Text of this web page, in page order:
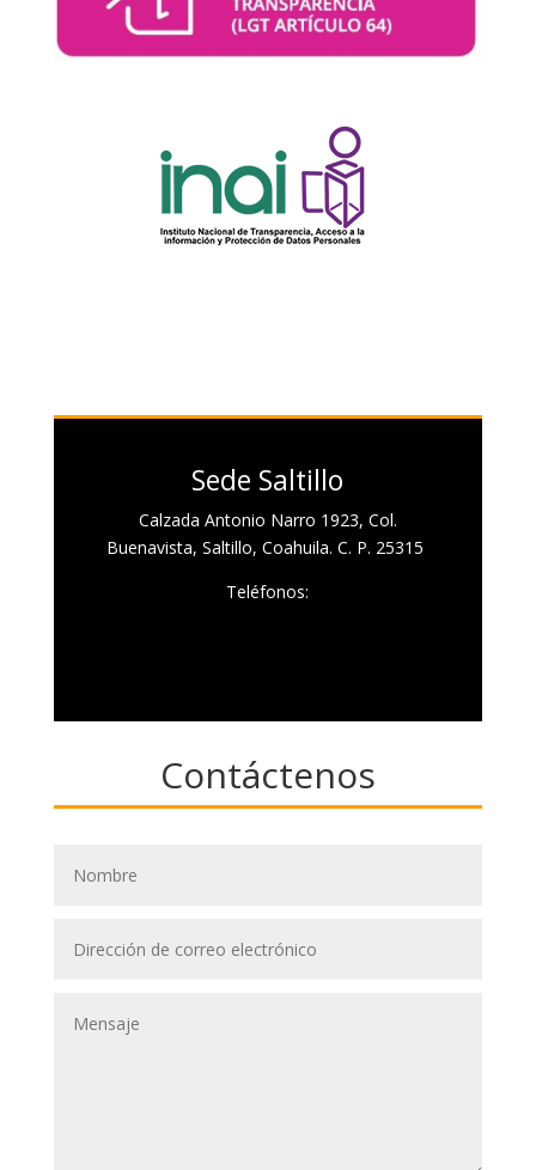
Sede Saltillo
Calzada Antonio Narro 1923, Col.
Buenavista, Saltillo, Coahuila. C. P. 25315
Teléfonos:
Contáctenos